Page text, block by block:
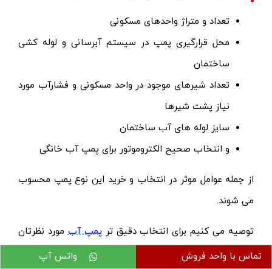
تعداد و متراژ واحدهای مسکونی
محل قرارگیری پمپ در سیستم آبرسانی و لوله کشی
ساختمان
تعداد شیرهای موجود در واحد مسکونی و فشارآب مورد
نیاز پشت شیرها
سایز لوله های آب ساختمان
و انتخاب صحیح الکتروموتور برای پمپ آب خانگی
از جمله عوامل موثر در انتخاب و خرید این نوع پمپ محسوب
می شوند.
توصیه می کنیم برای انتخاب دقیق ترپمپ آبمورد نظرتان
برای کاربری و عملکرد خاصی که نیاز دارید، حتما باکارشناسان
تماس با واحد فروش واتس آپ